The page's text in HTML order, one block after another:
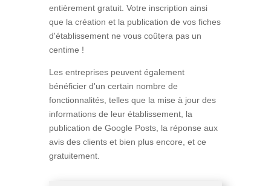
entièrement gratuit. Votre inscription ainsi
que la création et la publication de vos fiches
d'établissement ne vous coûtera pas un
centime !
Les entreprises peuvent également
bénéficier d'un certain nombre de
fonctionnalités, telles que la mise à jour des
informations de leur établissement, la
publication de Google Posts, la réponse aux
avis des clients et bien plus encore, et ce
gratuitement.